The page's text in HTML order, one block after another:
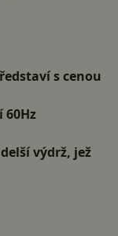
s cenou
60Hz
výdrž, jež